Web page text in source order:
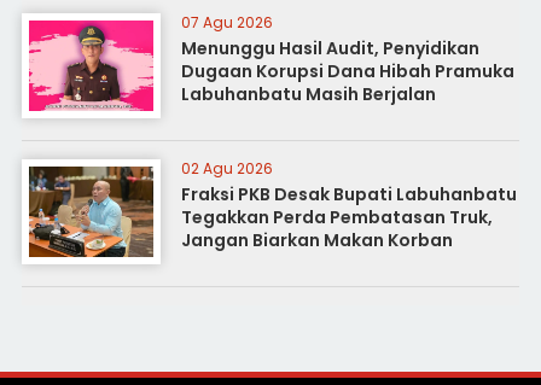
07 Agu 2026
Menunggu Hasil Audit, Penyidikan
Dugaan Korupsi Dana Hibah Pramuka
Labuhanbatu Masih Berjalan
02 Agu 2026
Fraksi PKB Desak Bupati Labuhanbatu
Tegakkan Perda Pembatasan Truk,
Jangan Biarkan Makan Korban